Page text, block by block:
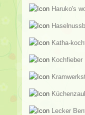
Haruko's
Katha-
Kochfieber
Lecker